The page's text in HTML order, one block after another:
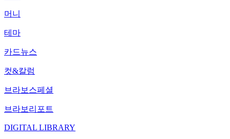
머니
테마
카드뉴스
컷&칼럼
브라보스페셜
브라보리포트
DIGITAL LIBRARY